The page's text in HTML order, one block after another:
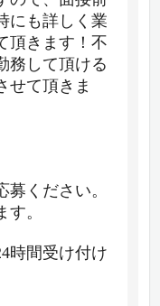
にも詳しく業
頂きます！不
務して頂ける
せて頂きま
ください。
。
時間受け付け